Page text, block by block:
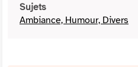
Sujets
Ambiance, Humour, Divers